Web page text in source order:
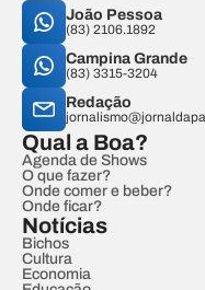
João Pessoa
(83) 2106.1892
Campina Grande
(83) 3315-3204
Redação
Qual a Boa?
Agenda de Shows
O que fazer?
Onde comer e beber?
Onde ficar?
Notícias
Bichos
Cultura
Economia